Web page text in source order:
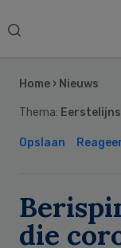
Search
Home › Nieuws
Thema:
Opslaan
die
Sidebar